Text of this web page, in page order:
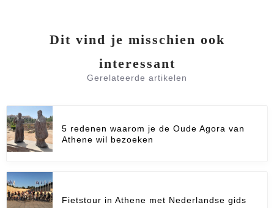
Dit vind je misschien ook
interessant
Gerelateerde artikelen
5 redenen waarom je de Oude Agora van
Athene wil bezoeken
Fietstour in Athene met Nederlandse gids